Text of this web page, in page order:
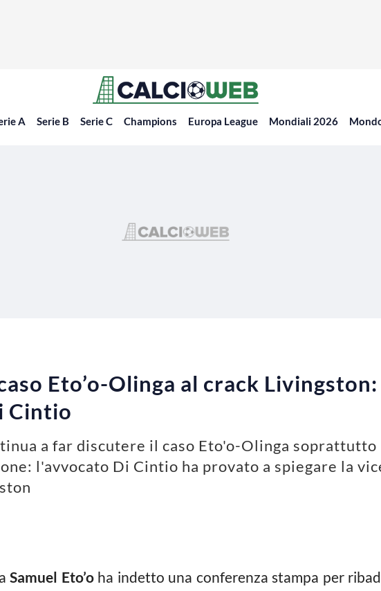
A Serie B Serie C Champions Europa League Mondiali 2026
Eto’o-Olinga al crack
Cintio
a far discutere il caso Eto'o-Olinga soprattutto
l'avvocato Di Cintio ha provato a spiegare la
Samuel Eto’oha indetto una conferenza stampa per